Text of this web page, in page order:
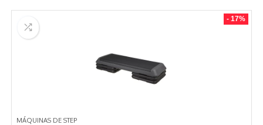
47.99€.
- 17%
MÁQUINAS DE STEP